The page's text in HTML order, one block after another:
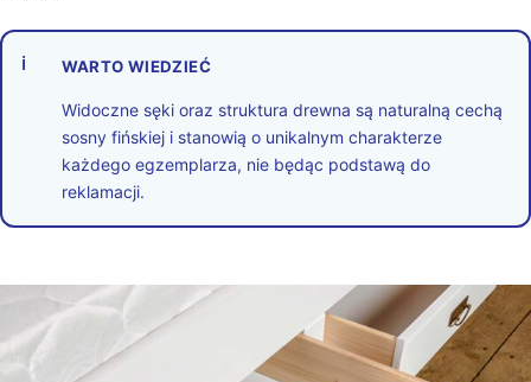
ℹ WARTO WIEDZIEĆ
Widoczne sęki oraz struktura drewna są naturalną cechą
sosny fińskiej i stanowią o unikalnym charakterze
każdego egzemplarza, nie będąc podstawą do
reklamacji.